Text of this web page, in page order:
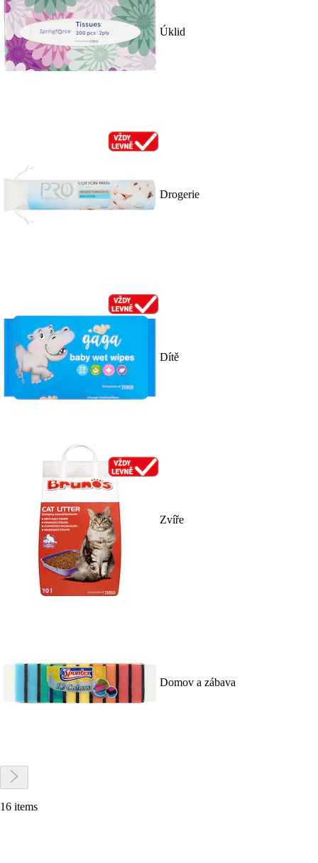
Úklid
Drogerie
Dítě
Zvíře
Domov a zábava
16 items